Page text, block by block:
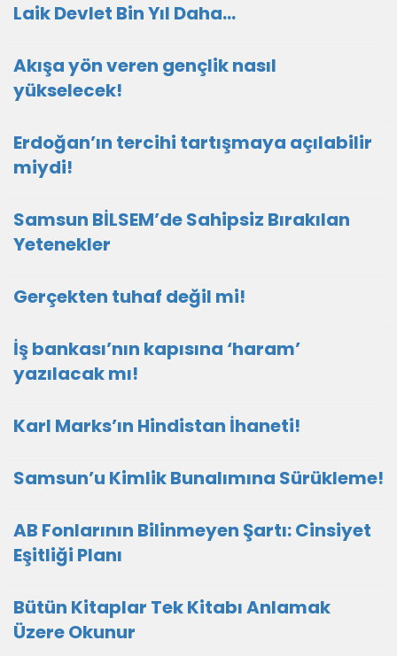
Laik Devlet Bin Yıl Daha…
Akışa yön veren gençlik nasıl
yükselecek!
Erdoğan’ın tercihi tartışmaya açılabilir
miydi!
Samsun BİLSEM’de Sahipsiz Bırakılan
Yetenekler
Gerçekten tuhaf değil mi!
İş bankası’nın kapısına ‘haram’
yazılacak mı!
Karl Marks’ın Hindistan İhaneti!
Samsun’u Kimlik Bunalımına Sürükleme!
AB Fonlarının Bilinmeyen Şartı: Cinsiyet
Eşitliği Planı
Bütün Kitaplar Tek Kitabı Anlamak
Üzere Okunur